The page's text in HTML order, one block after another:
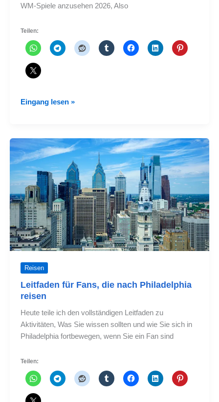
WM-Spiele anzusehen 2026, Also
Teilen:
Was
Kanzas
für
Fußballfans
unternehmen
kann
Eingang lesen »
Reisen
Leitfaden für Fans, die nach Philadelphia
reisen
Heute teile ich den vollständigen Leitfaden zu
Aktivitäten, Was Sie wissen sollten und wie Sie sich in
Philadelphia fortbewegen, wenn Sie ein Fan sind
Teilen: